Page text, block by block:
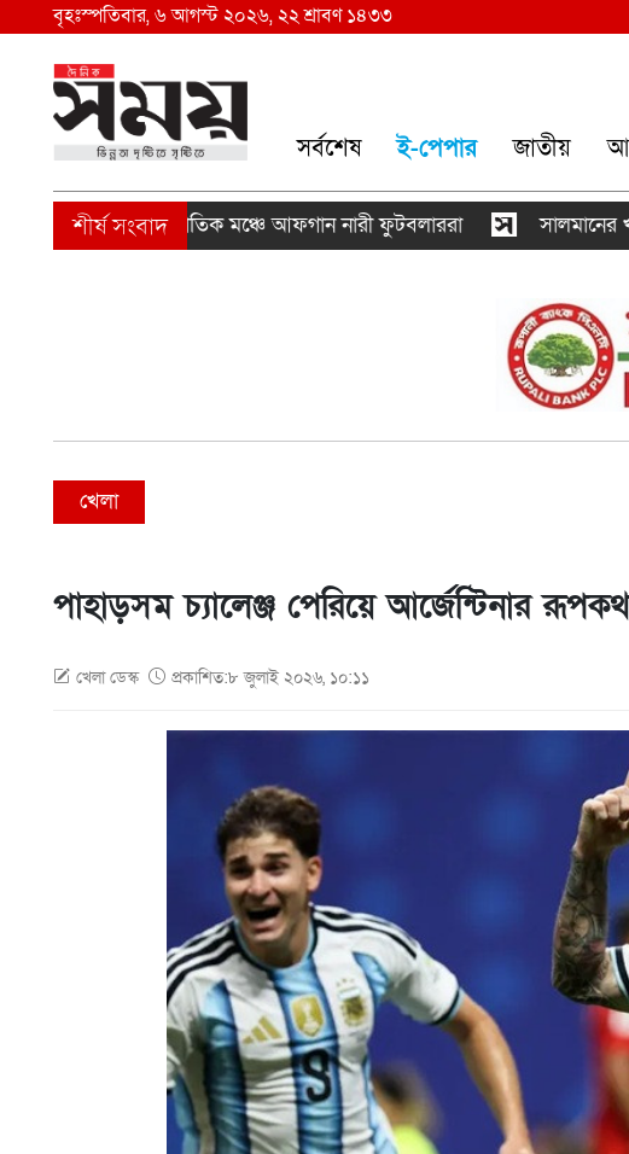
বৃহঃস্পতিবার, ৬ আগস্ট ২০২৬, ২২ শ্রাবণ ১৪৩৩
সর্বশেষ ই-পেপার জাতীয়
থেকে আন্তর্জাতিক মঞ্চে আফগান নারী ফুটবলাররা সালমানের খানের
খেলা
পাহাড়সম চ্যালেঞ্জ পেরিয়ে আর্জেন্টিনার
খেলা ডেস্ক প্রকাশিত:৮ জুলাই ২০২৬, ১০:১১